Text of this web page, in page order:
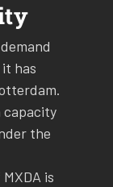
has
capacity
the
is